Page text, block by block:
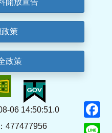
開放宣告
政策
政策
06 14:50:51.0
477477956